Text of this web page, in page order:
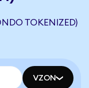
TOKENIZED)
VZON